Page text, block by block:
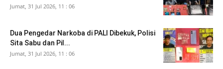
Jumat, 31 Jul 2026, 11 : 06
Dua Pengedar Narkoba di PALI Dibekuk, Polisi
Sita Sabu dan Pil...
Jumat, 31 Jul 2026, 11 : 06